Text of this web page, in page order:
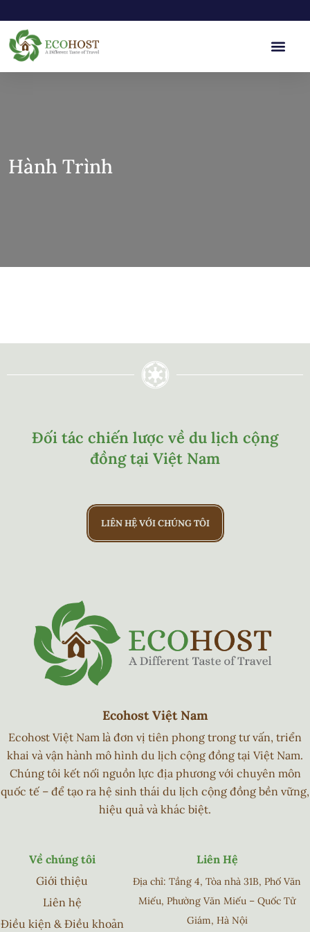
Hành Trình
Đối tác chiến lược về du lịch cộng
đồng tại Việt Nam
LIÊN HỆ VỚI CHÚNG TÔI
Ecohost Việt Nam
Ecohost Việt Nam là đơn vị tiên phong trong tư vấn, triển
khai và vận hành mô hình du lịch cộng đồng tại Việt Nam.
Chúng tôi kết nối nguồn lực địa phương với chuyên môn
quốc tế – để tạo ra hệ sinh thái du lịch cộng đồng bền vững,
hiệu quả và khác biệt.
Về chúng tôi
Giới thiệu
Liên hệ
Điều kiện & Điều khoản
Liên Hệ
Địa chỉ: Tầng 4, Tòa nhà 31B, Phố Văn
Miếu, Phường Văn Miếu – Quốc Tử
Giám, Hà Nội